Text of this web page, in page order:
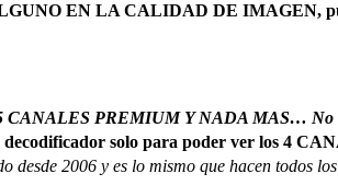
EN LA CALIDAD DE IMAGEN,
CANALES PREMIUM Y NADA MAS… No
decodificador solo para poder ver los 4
desde 2006 y es lo mismo que hacen todos